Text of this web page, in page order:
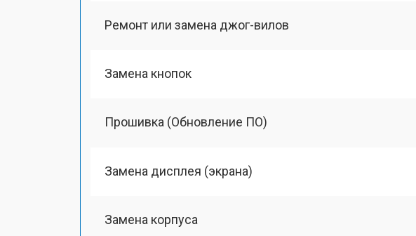
Ремонт или замена джог-вилов
Замена кнопок
Прошивка (Обновление ПО)
Замена дисплея (экрана)
Замена корпуса